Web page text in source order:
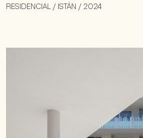
RESIDENCIAL / ISTÁN / 2024